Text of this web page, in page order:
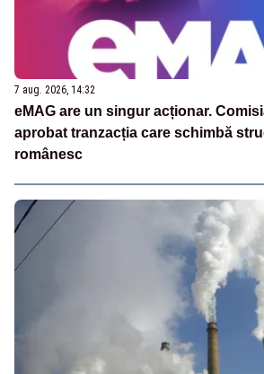
7 aug. 2026, 14:32
eMAG are un singur acționar.
aprobat tranzacția care schimbă
românesc